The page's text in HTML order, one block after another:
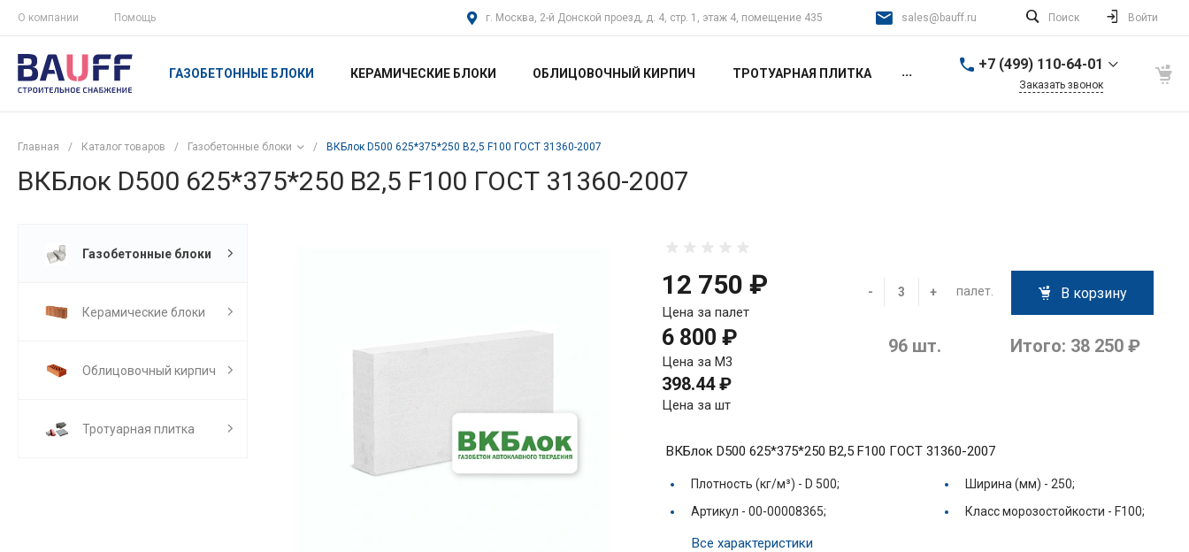
О компании Помощь г. Москва, 2-й Донской проезд, д. 4, стр. 1, этаж 4, помещение 435 sales@bauff.ru Поиск Войти
ГАЗОБЕТОННЫЕ БЛОКИ КЕРАМИЧЕСКИЕ БЛОКИ ОБЛИЦОВОЧНЫЙ КИРПИЧ ТРОТУАРНАЯ ПЛИТКА ... +7 (499) 110-64-01
г. 140400, Коломна, ул.
3, офис 336, Арт-
Квартал «Патефонка»
sales@bauff.ru
Заказать звонок
Главная / Каталог товаров / Газобетонные блоки / ВКБлок D500 625*375*250 B2,5 F100 ГОСТ 31360-2007
ВКБлок D500 625*375*250 B2,5 F100 ГОСТ 31360-2007
Газобетонные блоки
Керамические блоки
Облицовочный кирпич
Тротуарная плитка
12 750 ₽
Цена за палет
6 800 ₽
Цена за М3
398.44 ₽
Цена за шт
- + палет. В корзину
96 шт. Итого: 38 250 ₽
ВКБлок D500 625*375*250 B2,5 F100 ГОСТ 31360-2007
Плотность (кг/м³) - D 500; Ширина (мм) - 250;
Артикул - 00-00008365; Класс морозостойкости - F100;
Все характеристики